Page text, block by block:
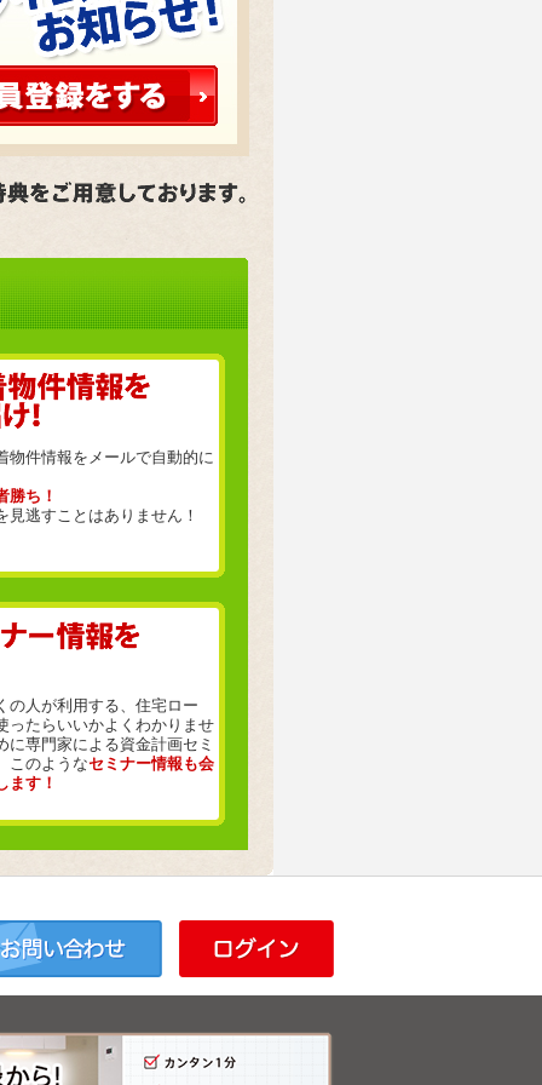
物件情報をメールで自動的に
勝ち！
見逃すことはありません！
の人が利用する、住宅ロー
ったらいいかよくわかりませ
に専門家による資金計画セミ
このようなセミナー情報も会
ます！